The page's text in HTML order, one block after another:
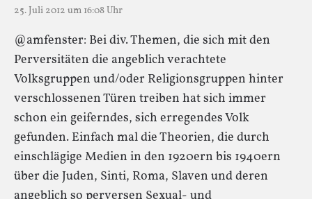
25. Juli 2012 um 16:08 Uhr
@amfenster: Bei div. Themen, die sich mit den
Perversitäten die angeblich verachtete
Volksgruppen und/oder Religionsgruppen hinter
verschlossenen Türen treiben hat sich immer
schon ein geiferndes, sich erregendes Volk
gefunden. Einfach mal die Theorien, die durch
einschlägige Medien in den 1920ern bis 1940ern
über die Juden, Sinti, Roma, Slaven und deren